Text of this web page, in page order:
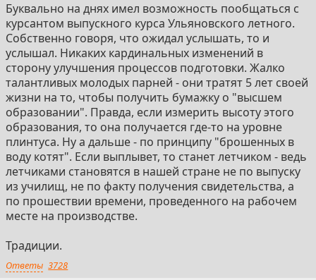
Буквально на днях имел возможность пообщаться с
курсантом выпускного курса Ульяновского летного.
Собственно говоря, что ожидал услышать, то и
услышал. Никаких кардинальных изменений в
сторону улучшения процессов подготовки. Жалко
талантливых молодых парней - они тратят 5 лет своей
жизни на то, чтобы получить бумажку о "высшем
образовании". Правда, если измерить высоту этого
образования, то она получается где-то на уровне
плинтуса. Ну а дальше - по принципу "брошенных в
воду котят". Если выплывет, то станет летчиком - ведь
летчиками становятся в нашей стране не по выпуску
из училищ, не по факту получения свидетельства, а
по прошествии времени, проведенного на рабочем
месте на производстве.
Традиции.
Ответы 3728